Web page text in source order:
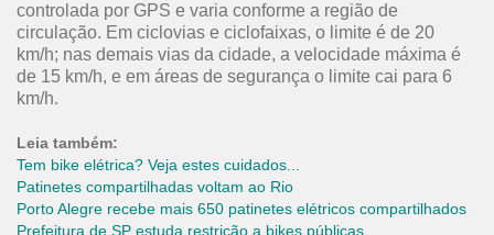
controlada por GPS e varia conforme a região de
circulação. Em ciclovias e ciclofaixas, o limite é de 20
km/h; nas demais vias da cidade, a velocidade máxima é
de 15 km/h, e em áreas de segurança o limite cai para 6
km/h.
Leia também:
Tem bike elétrica? Veja estes cuidados...
Patinetes compartilhadas voltam ao Rio
Porto Alegre recebe mais 650 patinetes elétricos compartilhados
Prefeitura de SP estuda restrição a bikes públicas